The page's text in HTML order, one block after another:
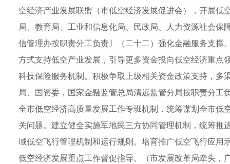
空经济产业发展联盟（市低空经济发展促进会），开展
局、教育局、工业和信息化局、民政局、人力资源社会
信管理办按职责分工负责〕（二十二）强化金融服务支
方式支持低空产业发展，引导更多资金投向低空经济重
科技保险服务机制。积极争取上级相关资金政策支持，
局、国资委，国家金融监管总局清远监管分局按职责分
全市低空经济高质量发展工作专班机制，统筹谋划全市
关问题。建立健全实施军地民三方协同管理机制，统筹
域低空飞行管理机制和运行规则。培育推广低空飞行应
低空经济发展重点工作督促指导。（市发展改革局牵头